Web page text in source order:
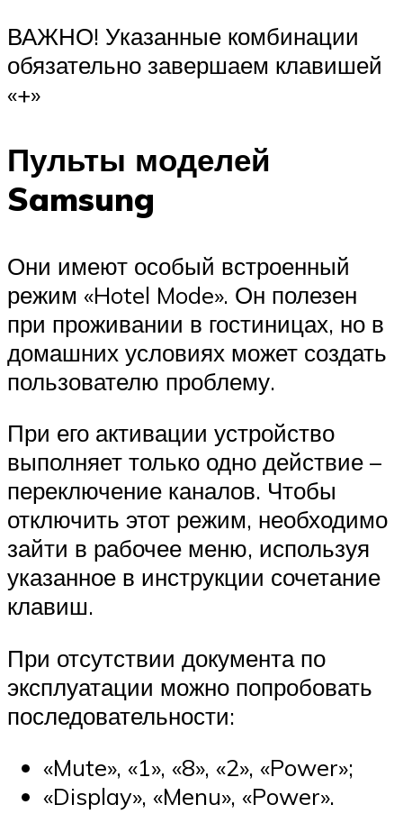
ВАЖНО! Указанные комбинации
обязательно завершаем клавишей
«+»
Пульты моделей
Samsung
Они имеют особый встроенный
режим «Hotel Mode». Он полезен
при проживании в гостиницах, но в
домашних условиях может создать
пользователю проблему.
При его активации устройство
выполняет только одно действие –
переключение каналов. Чтобы
отключить этот режим, необходимо
зайти в рабочее меню, используя
указанное в инструкции сочетание
клавиш.
При отсутствии документа по
эксплуатации можно попробовать
последовательности:
«Mute», «1», «8», «2», «Power»;
«Display», «Menu», «Power».